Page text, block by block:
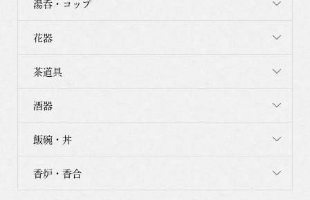
湯呑・コップ
花器
茶道具
酒器
飯碗・丼
香炉・香合